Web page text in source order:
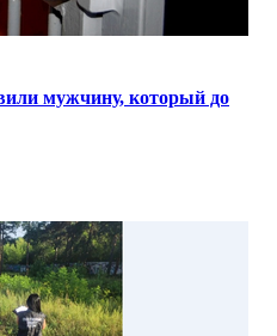
мужчину, который до